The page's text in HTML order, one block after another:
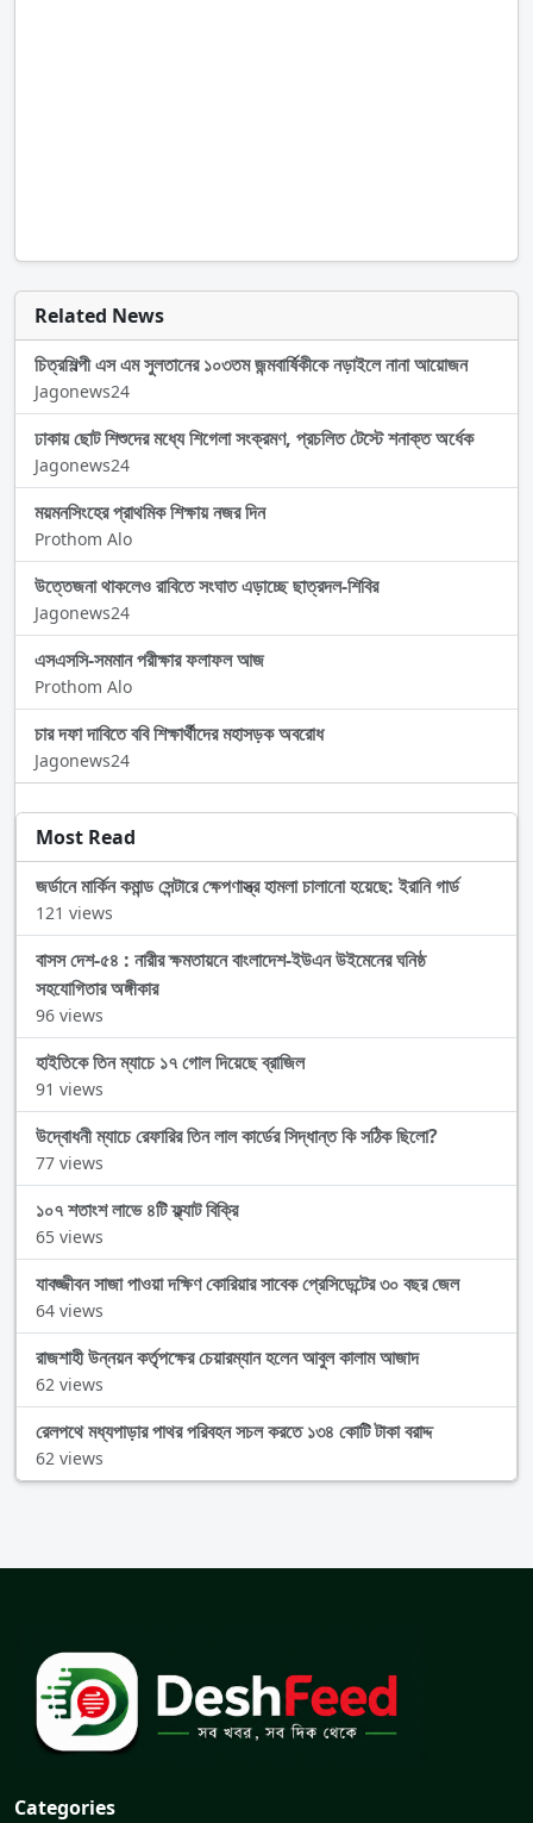
Related News
চিত্রশিল্পী এস এম সুলতানের ১০৩তম জন্মবার্ষিকীকে নড়াইলে নানা আয়োজন
Jagonews24
ঢাকায় ছোট শিশুদের মধ্যে শিগেলা সংক্রমণ, প্রচলিত টেস্টে শনাক্ত অর্ধেক
Jagonews24
ময়মনসিংহের প্রাথমিক শিক্ষায় নজর দিন
Prothom Alo
উত্তেজনা থাকলেও রাবিতে সংঘাত এড়াচ্ছে ছাত্রদল-শিবির
Jagonews24
এসএসসি-সমমান পরীক্ষার ফলাফল আজ
Prothom Alo
চার দফা দাবিতে ববি শিক্ষার্থীদের মহাসড়ক অবরোধ
Jagonews24
Most Read
জর্ডানে মার্কিন কমান্ড সেন্টারে ক্ষেপণাস্ত্র হামলা চালানো হয়েছে: ইরানি গার্ড
121 views
বাসস দেশ-৫৪ : নারীর ক্ষমতায়নে বাংলাদেশ-ইউএন উইমেনের ঘনিষ্ঠ
সহযোগিতার অঙ্গীকার
96 views
হাইতিকে তিন ম্যাচে ১৭ গোল দিয়েছে ব্রাজিল
91 views
উদ্বোধনী ম্যাচে রেফারির তিন লাল কার্ডের সিদ্ধান্ত কি সঠিক ছিলো?
77 views
১০৭ শতাংশ লাভে ৪টি ফ্ল্যাট বিক্রি
65 views
যাবজ্জীবন সাজা পাওয়া দক্ষিণ কোরিয়ার সাবেক প্রেসিডেন্টের ৩০ বছর জেল
64 views
রাজশাহী উন্নয়ন কর্তৃপক্ষের চেয়ারম্যান হলেন আবুল কালাম আজাদ
62 views
রেলপথে মধ্যপাড়ার পাথর পরিবহন সচল করতে ১৩৪ কোটি টাকা বরাদ্দ
62 views
Categories